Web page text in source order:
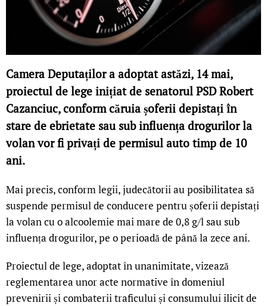
Camera Deputaților a adoptat astăzi, 14 mai,
proiectul de lege inițiat de senatorul PSD Robert
Cazanciuc, conform căruia șoferii depistați în
stare de ebrietate sau sub influența drogurilor la
volan vor fi privați de permisul auto timp de 10
ani.
Mai precis, conform legii, judecătorii au posibilitatea să
suspende permisul de conducere pentru șoferii depistați
la volan cu o alcoolemie mai mare de 0,8 g/l sau sub
influența drogurilor, pe o perioadă de până la zece ani.
Proiectul de lege, adoptat în unanimitate, vizează
reglementarea unor acte normative în domeniul
prevenirii și combaterii traficului și consumului ilicit de